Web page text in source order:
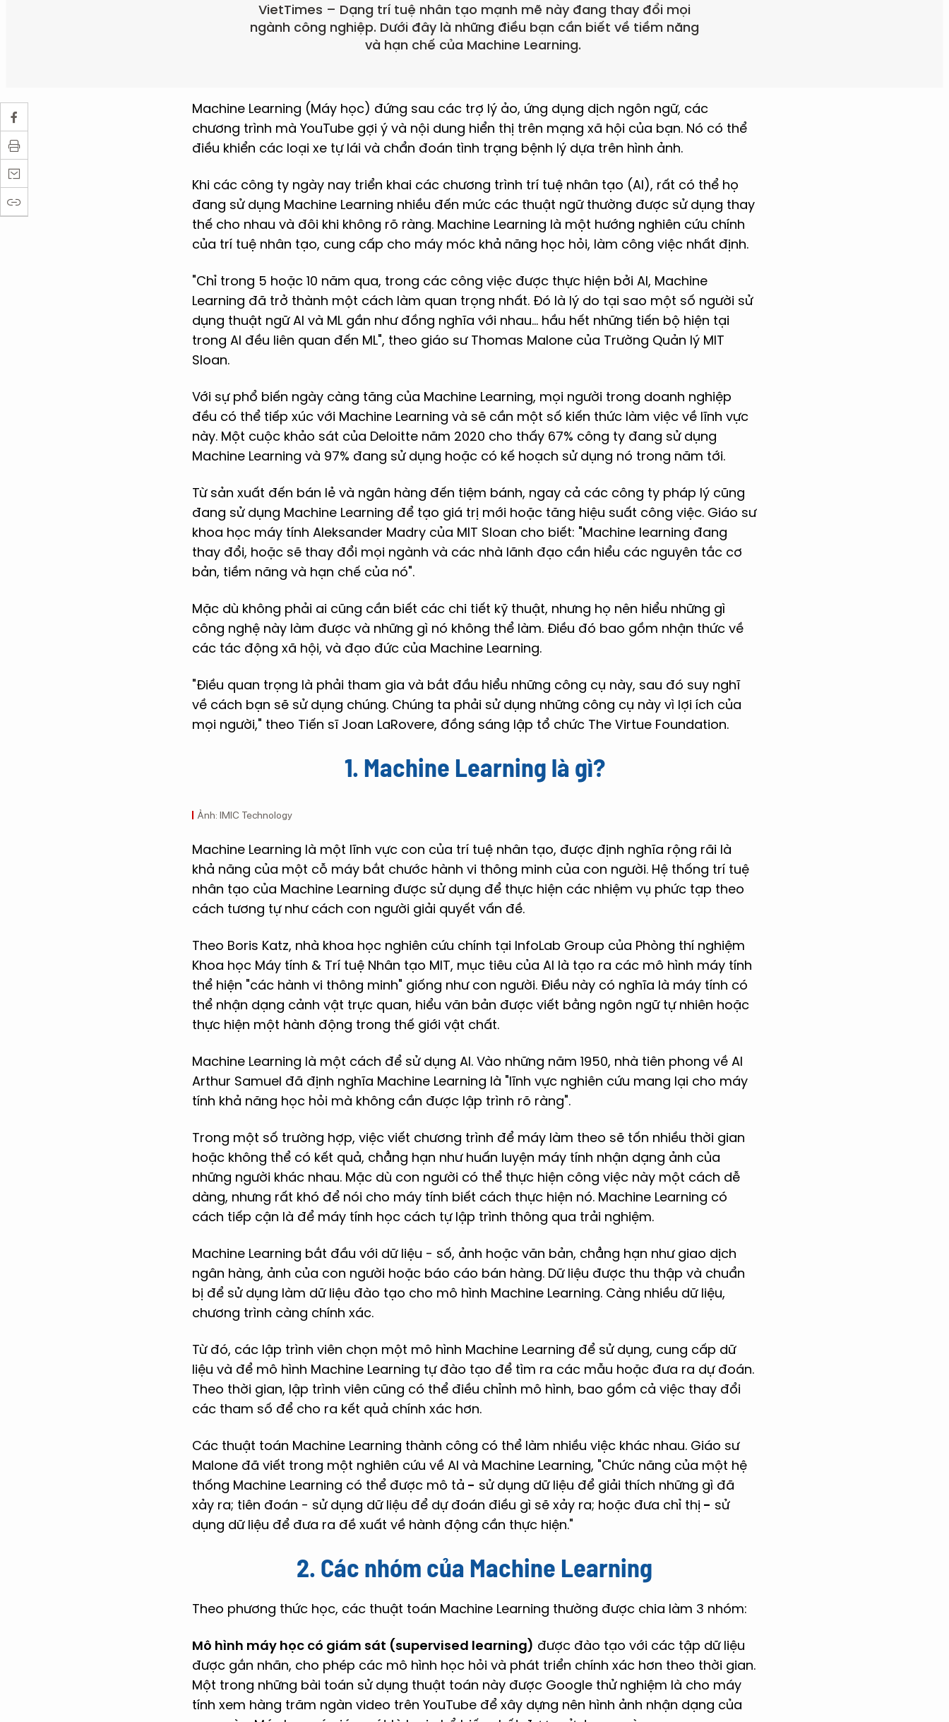
VietTimes – Dạng trí tuệ nhân tạo mạnh mẽ này đang thay đổi mọi
ngành công nghiệp. Dưới đây là những điều bạn cần biết về tiềm năng
và hạn chế của Machine Learning.
Machine Learning (Máy học) đứng sau các trợ lý ảo, ứng dụng dịch ngôn ngữ, các
chương trình mà YouTube gợi ý và nội dung hiển thị trên mạng xã hội của bạn. Nó có thể
điều khiển các loại xe tự lái và chẩn đoán tình trạng bệnh lý dựa trên hình ảnh.
Khi các công ty ngày nay triển khai các chương trình trí tuệ nhân tạo (AI), rất có thể họ
đang sử dụng Machine Learning nhiều đến mức các thuật ngữ thường được sử dụng thay
thế cho nhau và đôi khi không rõ ràng. Machine Learning là một hướng nghiên cứu chính
của trí tuệ nhân tạo, cung cấp cho máy móc khả năng học hỏi, làm công việc nhất định.
"Chỉ trong 5 hoặc 10 năm qua, trong các công việc được thực hiện bởi AI, Machine
Learning đã trở thành một cách làm quan trọng nhất. Đó là lý do tại sao một số người sử
dụng thuật ngữ AI và ML gần như đồng nghĩa với nhau… hầu hết những tiến bộ hiện tại
trong AI đều liên quan đến ML", theo giáo sư Thomas Malone của Trường Quản lý MIT
Sloan.
Với sự phổ biến ngày càng tăng của Machine Learning, mọi người trong doanh nghiệp
đều có thể tiếp xúc với Machine Learning và sẽ cần một số kiến ​​thức làm việc về lĩnh vực
này. Một cuộc khảo sát của Deloitte năm 2020 cho thấy 67% công ty đang sử dụng
Machine Learning và 97% đang sử dụng hoặc có kế hoạch sử dụng nó trong năm tới.
Từ sản xuất đến bán lẻ và ngân hàng đến tiệm bánh, ngay cả các công ty pháp lý cũng
đang sử dụng Machine Learning để tạo giá trị mới hoặc tăng hiệu suất công việc. Giáo sư
khoa học máy tính Aleksander Madry của MIT Sloan cho biết: "Machine learning đang
thay đổi, hoặc sẽ thay đổi mọi ngành và các nhà lãnh đạo cần hiểu các nguyên tắc cơ
bản, tiềm năng và hạn chế của nó".
Mặc dù không phải ai cũng cần biết các chi tiết kỹ thuật, nhưng họ nên hiểu những gì
công nghệ này làm được và những gì nó không thể làm. Điều đó bao gồm nhận thức về
các tác động xã hội, và đạo đức của Machine Learning.
"Điều quan trọng là phải tham gia và bắt đầu hiểu những công cụ này, sau đó suy nghĩ
về cách bạn sẽ sử dụng chúng. Chúng ta phải sử dụng những công cụ này vì lợi ích của
mọi người," theo Tiến sĩ Joan LaRovere, đồng sáng lập tổ chức The Virtue Foundation.
1. Machine Learning là gì?
Ảnh: IMIC Technology
Machine Learning là một lĩnh vực con của trí tuệ nhân tạo, được định nghĩa rộng rãi là
khả năng của một cỗ máy bắt chước hành vi thông minh của con người. Hệ thống trí tuệ
nhân tạo của Machine Learning được sử dụng để thực hiện các nhiệm vụ phức tạp theo
cách tương tự như cách con người giải quyết vấn đề.
Theo Boris Katz, nhà khoa học nghiên cứu chính tại InfoLab Group của Phòng thí nghiệm
Khoa học Máy tính & Trí tuệ Nhân tạo MIT, mục tiêu của AI là tạo ra các mô hình máy tính
thể hiện "các hành vi thông minh" giống như con người. Điều này có nghĩa là máy tính có
thể nhận dạng cảnh vật trực quan, hiểu văn bản được viết bằng ngôn ngữ tự nhiên hoặc
thực hiện một hành động trong thế giới vật chất.
Machine Learning là một cách để sử dụng AI. Vào những năm 1950, nhà tiên phong về AI
Arthur Samuel đã định nghĩa Machine Learning là "lĩnh vực nghiên cứu mang lại cho máy
tính khả năng học hỏi mà không cần được lập trình rõ ràng".
Trong một số trường hợp, việc viết chương trình để máy làm theo sẽ tốn nhiều thời gian
hoặc không thể có kết quả, chẳng hạn như huấn luyện máy tính nhận dạng ảnh của
những người khác nhau. Mặc dù con người có thể thực hiện công việc này một cách dễ
dàng, nhưng rất khó để nói cho máy tính biết cách thực hiện nó. Machine Learning có
cách tiếp cận là để máy tính học cách tự lập trình thông qua trải nghiệm.
Machine Learning bắt đầu với dữ liệu - số, ảnh hoặc văn bản, chẳng hạn như giao dịch
ngân hàng, ảnh của con người hoặc báo cáo bán hàng. Dữ liệu được thu thập và chuẩn
bị để sử dụng làm dữ liệu đào tạo cho mô hình Machine Learning. Càng nhiều dữ liệu,
chương trình càng chính xác.
Từ đó, các lập trình viên chọn một mô hình Machine Learning để sử dụng, cung cấp dữ
liệu và để mô hình Machine Learning tự đào tạo để tìm ra các mẫu hoặc đưa ra dự đoán.
Theo thời gian, lập trình viên cũng có thể điều chỉnh mô hình, bao gồm cả việc thay đổi
các tham số để cho ra kết quả chính xác hơn.
Các thuật toán Machine Learning thành công có thể làm nhiều việc khác nhau. Giáo sư
Malone đã viết trong một nghiên cứu về AI và Machine Learning, "Chức năng của một hệ
thống Machine Learning có thể được mô tả - sử dụng dữ liệu để giải thích những gì đã
xảy ra; tiên đoán - sử dụng dữ liệu để dự đoán điều gì sẽ xảy ra; hoặc đưa chỉ thị - sử
dụng dữ liệu để đưa ra đề xuất về hành động cần thực hiện."
2. Các nhóm của Machine Learning
Theo phương thức học, các thuật toán Machine Learning thường được chia làm 3 nhóm:
Mô hình máy học có giám sát (supervised learning) được đào tạo với các tập dữ liệu
được gắn nhãn, cho phép các mô hình học hỏi và phát triển chính xác hơn theo thời gian.
Một trong những bài toán sử dụng thuật toán này được Google thử nghiệm là cho máy
tính xem hàng trăm ngàn video trên YouTube để xây dựng nên hình ảnh nhận dạng của